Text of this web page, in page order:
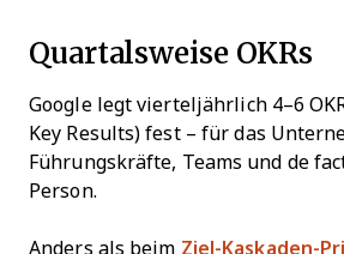
Quartalsweise OKRs
Google legt vierteljährlich 4–6
Key Results) fest – für das
Führungskräfte, Teams und de
Person.
Anders als beim Ziel-Kaskaden-